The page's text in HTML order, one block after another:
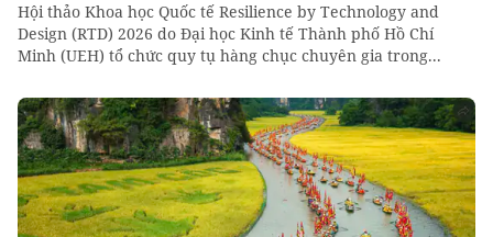
Hội thảo Khoa học Quốc tế Resilience by Technology and
Design (RTD) 2026 do Đại học Kinh tế Thành phố Hồ Chí
Minh (UEH) tổ chức quy tụ hàng chục chuyên gia trong...